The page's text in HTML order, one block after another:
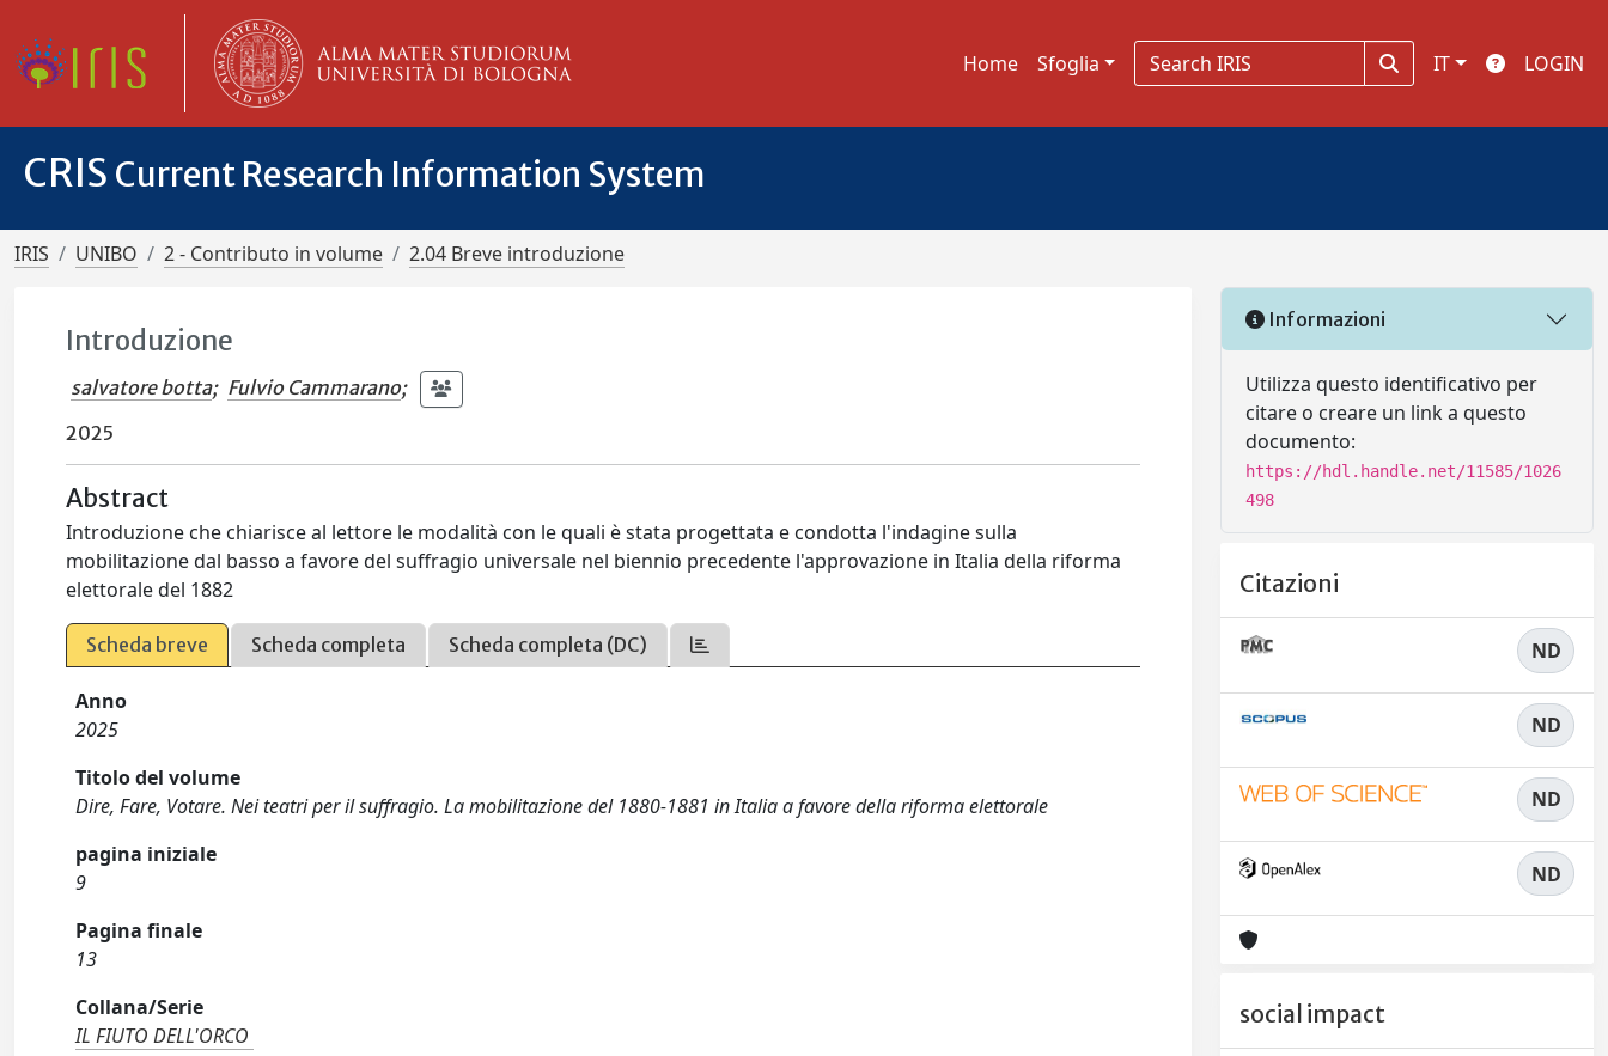
Home Sfoglia IT LOGIN
CRIS Current Research Information System
IRIS UNIBO 2 - Contributo in volume 2.04 Breve introduzione
Introduzione
salvatore botta; Fulvio Cammarano;
2025
Abstract
Introduzione che chiarisce al lettore le modalità con le quali è stata progettata e condotta l'indagine sulla
mobilitazione dal basso a favore del suffragio universale nel biennio precedente l'approvazione in Italia della riforma
elettorale del 1882
Scheda breve Scheda completa Scheda completa (DC)
Anno
2025
Titolo del volume
Dire, Fare, Votare. Nei teatri per il suffragio. La mobilitazione del 1880-1881 in Italia a favore della riforma elettorale
pagina iniziale
9
Pagina finale
13
Collana/Serie
IL FIUTO DELL'ORCO
Informazioni
Utilizza questo identificativo per
citare o creare un link a questo
documento:
https://hdl.handle.net/11585/1026
498
Citazioni
ND
ND
ND
ND
social impact